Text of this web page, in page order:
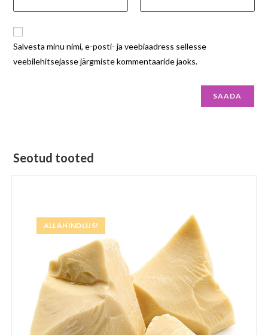
Salvesta minu nimi, e-posti- ja veebiaadress sellesse
veebilehitsejasse järgmiste kommentaaride jaoks.
Seotud tooted
ALLAHINDLUS!